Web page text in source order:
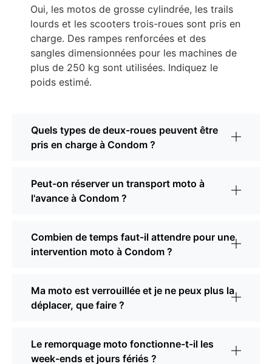
Oui, les motos de grosse cylindrée, les trails
lourds et les scooters trois-roues sont pris en
charge. Des rampes renforcées et des
sangles dimensionnées pour les machines de
plus de 250 kg sont utilisées. Indiquez le
poids estimé.
Quels types de deux-roues peuvent être
pris en charge à Condom ?
Peut-on réserver un transport moto à
l'avance à Condom ?
Combien de temps faut-il attendre pour une
intervention moto à Condom ?
Ma moto est verrouillée et je ne peux plus la
déplacer, que faire ?
Le remorquage moto fonctionne-t-il les
week-ends et jours fériés ?